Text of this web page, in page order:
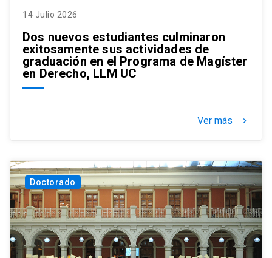
14 Julio 2026
Dos nuevos estudiantes culminaron
exitosamente sus actividades de
graduación en el Programa de Magíster
en Derecho, LLM UC
Ver más keyboard_arrow_right
Doctorado